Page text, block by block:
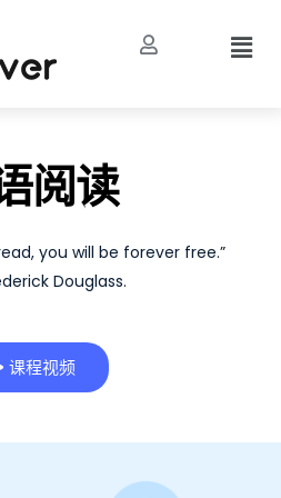
阅读
you will be forever free.”
Douglass.
课程视频